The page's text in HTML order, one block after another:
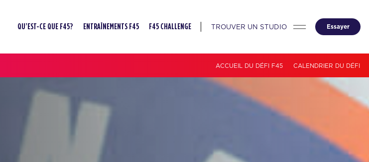
QU’EST-CE QUE F45? ENTRAÎNEMENTS F45 F45 CHALLENGE TROUVER UN STUDIO Essayer
ACCUEIL DU DÉFI F45 CALENDRIER DU DÉFI